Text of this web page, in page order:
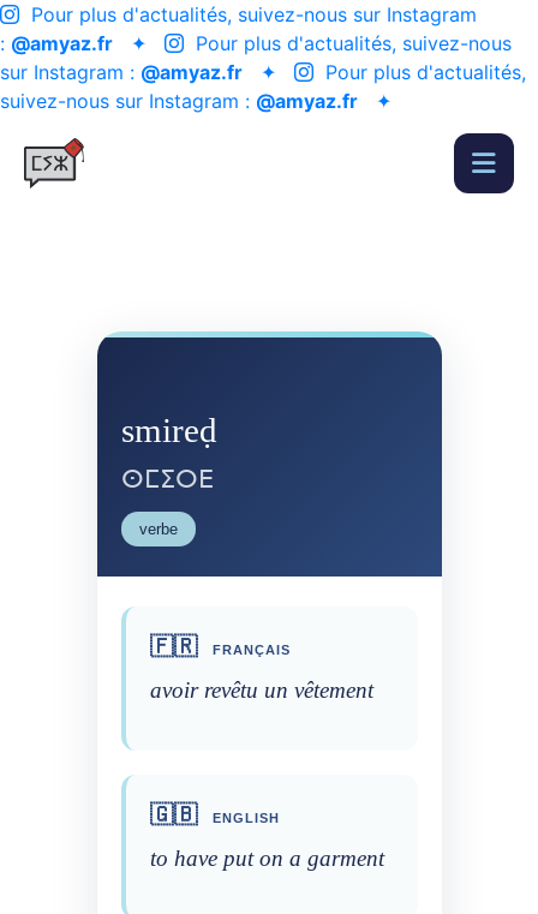
Pour plus d'actualités, suivez-nous sur Instagram
: @amyaz.fr ✦
Pour plus d'actualités, suivez-nous
sur Instagram : @amyaz.fr ✦
Pour plus d'actualités,
suivez-nous sur Instagram : @amyaz.fr ✦
smireḍ
ⵙⵎⵉⵔⴹ
verbe
🇫🇷 FRANÇAIS
avoir revêtu un vêtement
🇬🇧 ENGLISH
to have put on a garment